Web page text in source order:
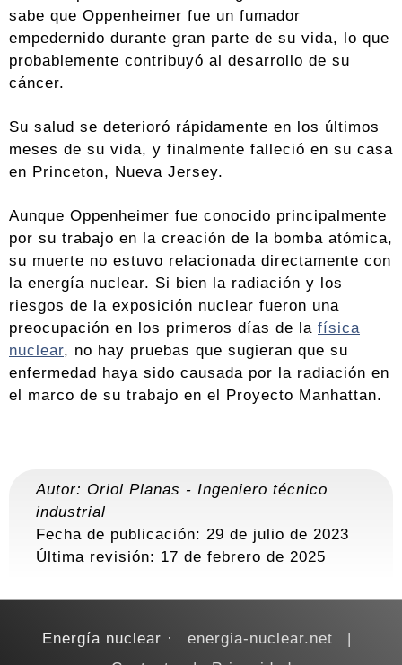
sabe que Oppenheimer fue un fumador
empedernido durante gran parte de su vida, lo que
probablemente contribuyó al desarrollo de su
cáncer.
Su salud se deterioró rápidamente en los últimos
meses de su vida, y finalmente falleció en su casa
en Princeton, Nueva Jersey.
Aunque Oppenheimer fue conocido principalmente
por su trabajo en la creación de la bomba atómica,
su muerte no estuvo relacionada directamente con
la energía nuclear. Si bien la radiación y los
riesgos de la exposición nuclear fueron una
preocupación en los primeros días de la física
nuclear, no hay pruebas que sugieran que su
enfermedad haya sido causada por la radiación en
el marco de su trabajo en el Proyecto Manhattan.
Autor: Oriol Planas - Ingeniero técnico
industrial
Fecha de publicación: 29 de julio de 2023
Última revisión: 17 de febrero de 2025
Energía nuclear
energia-nuclear.net